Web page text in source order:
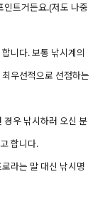
인트거든요.(저도 나중
니다. 보통 낚시계의
우선적으로 선점하는
경우 낚시하러 오신 분
합니다.
라는 말 대신 낚시명